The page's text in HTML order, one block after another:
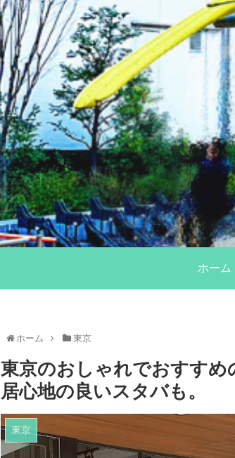
ホーム
ホーム 東京
東京のおしゃれでおすすめ
居心地の良いスタバも。
東京